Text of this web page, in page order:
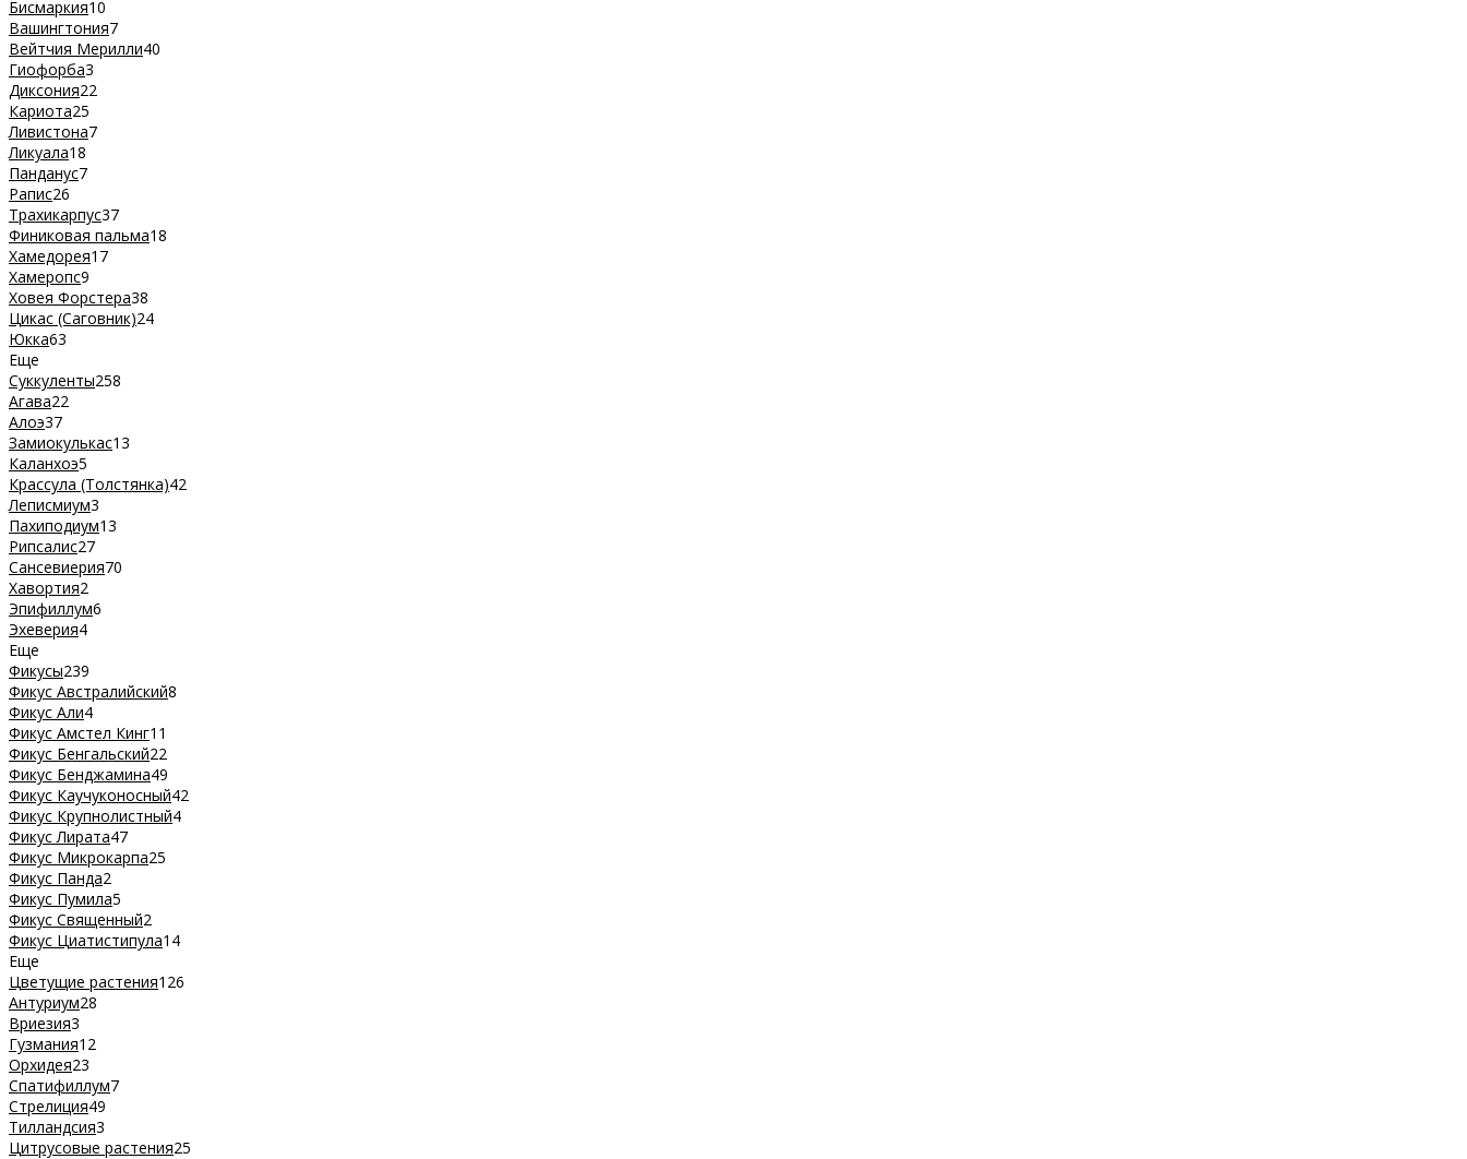
Бисмаркия10
Вашингтония7
Вейтчия Мерилли40
Гиофорба3
Диксония22
Кариота25
Ливистона7
Ликуала18
Панданус7
Рапис26
Трахикарпус37
Финиковая пальма18
Хамедорея17
Хамеропс9
Ховея Форстера38
Цикас (Саговник)24
Юкка63
Еще
Суккуленты258
Агава22
Алоэ37
Замиокулькас13
Каланхоэ5
Крассула (Толстянка)42
Леписмиум3
Пахиподиум13
Рипсалис27
Сансевиерия70
Хавортия2
Эпифиллум6
Эхеверия4
Еще
Фикусы239
Фикус Австралийский8
Фикус Али4
Фикус Амстел Кинг11
Фикус Бенгальский22
Фикус Бенджамина49
Фикус Каучуконосный42
Фикус Крупнолистный4
Фикус Лирата47
Фикус Микрокарпа25
Фикус Панда2
Фикус Пумила5
Фикус Священный2
Фикус Циатистипула14
Еще
Цветущие растения126
Антуриум28
Вриезия3
Гузмания12
Орхидея23
Спатифиллум7
Стрелиция49
Тилландсия3
Цитрусовые растения25